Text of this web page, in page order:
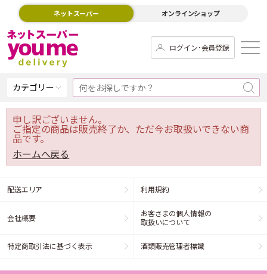
ネットスーパー オンラインショップ
ログイン･会員登録
カテゴリー
申し訳ございません。
ご指定の商品は販売終了か、ただ今お取扱いできない商
品です。
ホームへ戻る
配送エリア 利用規約
会社概要
お客さまの個人情報の
取扱いについて
特定商取引法に基づく表示 酒類販売管理者標識